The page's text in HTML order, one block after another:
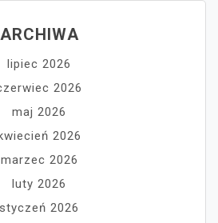
ARCHIWA
lipiec 2026
2026
maj 2026
2026
marzec 2026
luty 2026
styczeń 2026